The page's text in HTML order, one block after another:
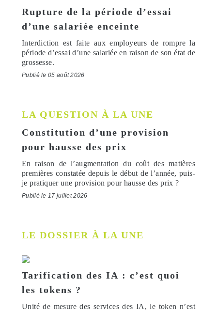
Rupture de la période d’essai
d’une salariée enceinte
Interdiction est faite aux employeurs de rompre la
période d’essai d’une salariée en raison de son état de
grossesse.
Publié le 05 août 2026
LA QUESTION À LA UNE
Constitution d’une provision
pour hausse des prix
En raison de l’augmentation du coût des matières
premières constatée depuis le début de l’année, puis-
je pratiquer une provision pour hausse des prix ?
Publié le 17 juillet 2026
LE DOSSIER À LA UNE
Tarification des IA : c’est quoi
les tokens ?
Unité de mesure des services des IA, le token n’est